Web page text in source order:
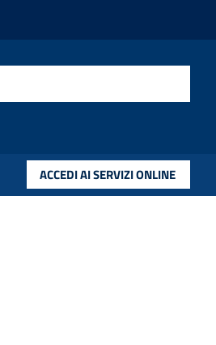
ACCEDI AI SERVIZI ONLINE